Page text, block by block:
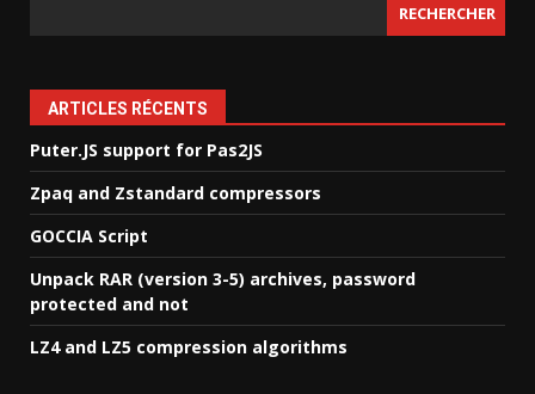
RECHERCHER
ARTICLES RÉCENTS
Puter.JS support for Pas2JS
Zpaq and Zstandard compressors
GOCCIA Script
Unpack RAR (version 3-5) archives, password
protected and not
LZ4 and LZ5 compression algorithms